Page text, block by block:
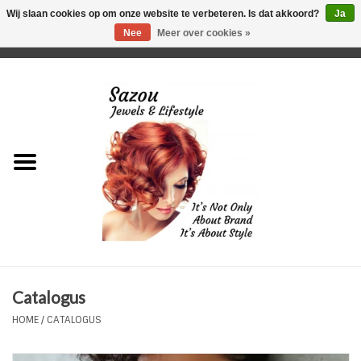
Just for Him
Plus Size Sieraden
Catalogus
HOME/ CATALOGUS
Wij slaan cookies op om onze website te verbeteren. Is dat akkoord?
Ja
Nee
Meer over cookies »